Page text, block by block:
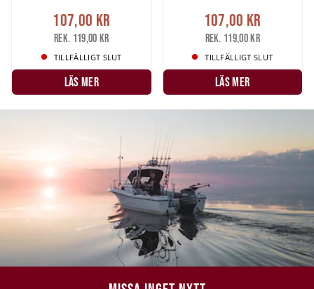
107,00 kr
Rek. 119,00 kr
TILLFÄLLIGT SLUT
LÄS MER
107,00 kr
Rek. 119,00 kr
TILLFÄLLIGT SLUT
LÄS MER